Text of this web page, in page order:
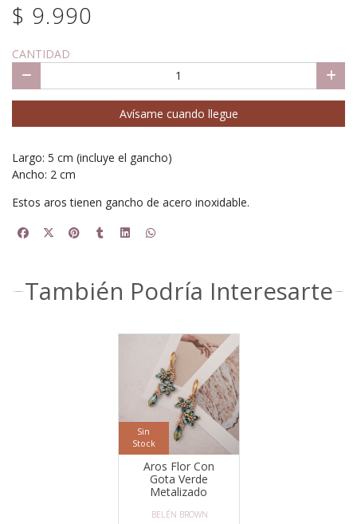
$ 9.990
CANTIDAD
Avísame cuando llegue
Largo: 5 cm (incluye el gancho)
Ancho: 2 cm
Estos aros tienen gancho de acero inoxidable.
También Podría Interesarte
Sin
Stock
Aros Flor Con
Gota Verde
Metalizado
BELÉN BROWN